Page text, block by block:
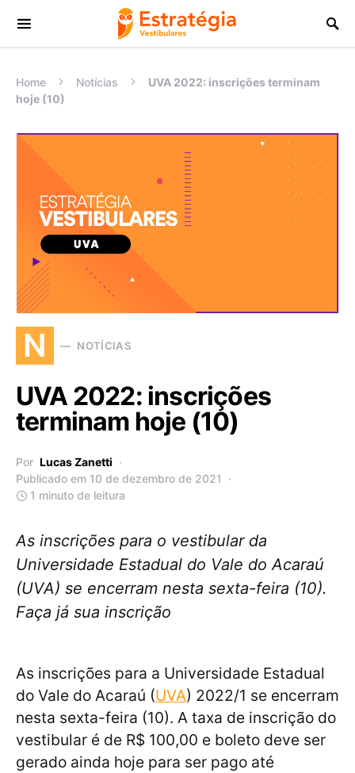
Procurar:
Home Notícias
UVA 2022: inscrições terminam
hoje (10)
N NOTÍCIAS
UVA 2022: inscrições
terminam hoje (10)
Por Lucas Zanetti
Publicado em 10 de dezembro de 2021
1 minuto de leitura
As inscrições para o vestibular da
Universidade Estadual do Vale do Acaraú
(UVA) se encerram nesta sexta-feira (10).
Faça já sua inscrição
As inscrições para a Universidade Estadual
do Vale do Acaraú (UVA) 2022/1 se encerram
nesta sexta-feira (10). A taxa de inscrição do
vestibular é de R$ 100,00 e boleto deve ser
gerado ainda hoje para ser pago até